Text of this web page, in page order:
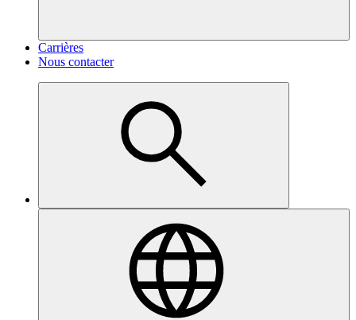
Carrières
Nous contacter